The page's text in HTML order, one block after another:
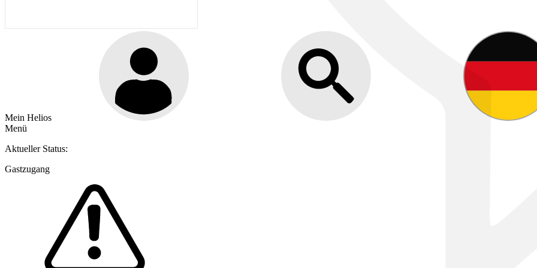
Mein Helios
Menü
Aktueller Status:
Gastzugang